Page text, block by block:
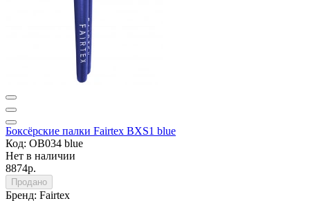
Боксёрские палки Fairtex BXS1 blue
Код: OB034 blue
Нет в наличии
8874р.
Продано
Бренд: Fairtex